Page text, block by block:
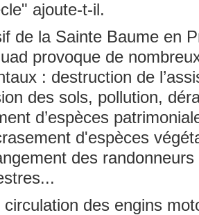
ajoute-t-il.
de la Sainte Baume en
provoque de
: destruction de
des sols, pollution,
d’espèces
d'espèces
des
circulation des engins